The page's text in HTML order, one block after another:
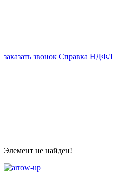
заказать звонок Справка НДФЛ
Элемент не найден!